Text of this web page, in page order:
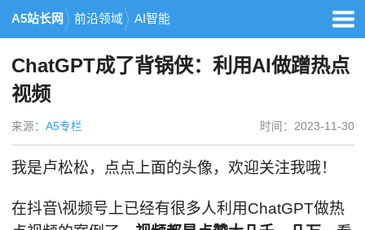
A5站长网 前沿领域 AI智能
ChatGPT成了背锅侠：利用AI做蹭热点
视频
来源： A5专栏 时间：2023-11-30
我是卢松松，点点上面的头像，欢迎关注我哦！
在抖音\视频号上已经有很多人利用ChatGPT做热